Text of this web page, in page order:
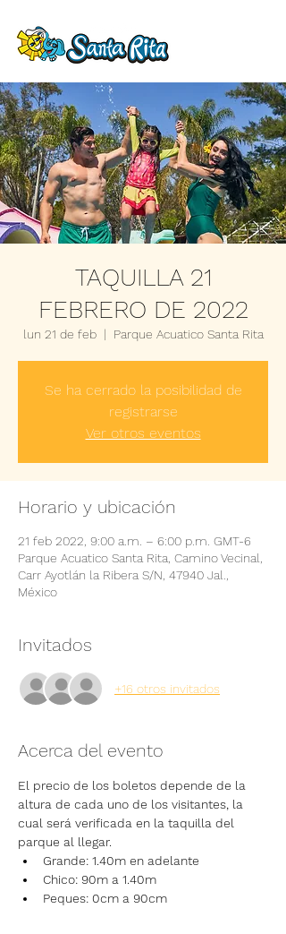
TAQUILLA 21
FEBRERO DE 2022
lun 21 de feb
  |
Parque Acuatico Santa Rita
Se ha cerrado la posibilidad de
registrarse
Ver otros eventos
Horario y ubicación
21 feb 2022, 9:00 a.m. – 6:00 p.m. GMT-6
Parque Acuatico Santa Rita, Camino Vecinal,
Carr Ayotlán la Ribera S/N, 47940 Jal.,
México
Invitados
+16 otros invitados
Acerca del evento
El precio de los boletos depende de la
altura de cada uno de los visitantes, la
cual será verificada en la taquilla del
parque al llegar.
Grande: 1.40m en adelante
Chico: 90m a 1.40m
Peques: 0cm a 90cm